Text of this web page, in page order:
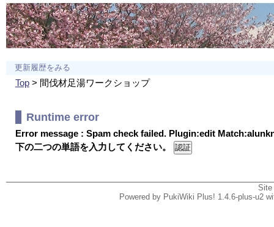
更新履歴をみる
Top> 間伐材足湯ワークショップ
Runtime error
Error message : Spam check failed. Plugin:edit
下の二つの単語を入力してください。
Powered by PukiWiki Plus! 1.4.6-plus-u2